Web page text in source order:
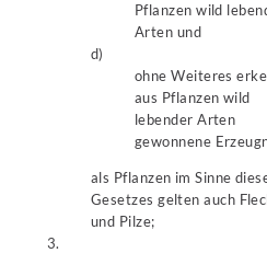
Pflanzen wild
Arten und
d)
ohne Weiteres
aus Pflanzen wild
lebender Arten
gewonnene
als Pflanzen im Sinne
Gesetzes gelten auch
und Pilze;
3.